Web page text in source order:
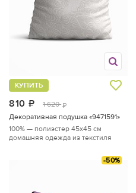
810 руб.
1 620 руб.
КУПИТЬ
Декоративная подушка «9471591»
100% — полиэстер 45x45 см
домашняя одежда из текстиля
-50%